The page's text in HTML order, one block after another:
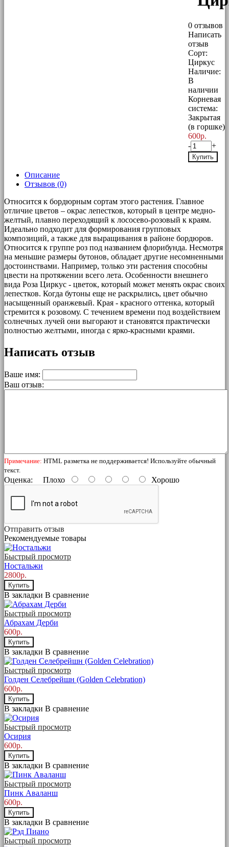
0 отзывов
Написать
отзыв
Сорт:
Циркус
Наличие:
В
наличии
Корневая
система:
Закрытая
(в горшке)
600р.
-
+
Купить
Описание
Отзывов (0)
Относится к бордюрным сортам этого растения. Главное
отличие цветов – окрас лепестков, который в центре медно-
желтый, плавно переходящий к лососево-розовый к краям.
Идеально подходит для формирования групповых
композиций, а также для выращивания в районе бордюров.
Относится к группе роз под названием флорибунда. Несмотря
на меньшие размеры бутонов, обладает другие несомненными
достоинствами. Например, только эти растения способны
цвести на протяжении всего лета. Особенности внешнего
вида Роза Циркус - цветок, который может менять окрас своих
лепестков. Когда бутоны еще не раскрылись, цвет обычно
насыщенный оранжевый. Края - красного оттенка, который
стремится к розовому. С течением времени под воздействием
солнечных лучей они выгорают и становятся практически
полностью желтыми, иногда с ярко-красными краями.
Написать отзыв
Ваше имя:
Ваш отзыв:
Примечание: HTML разметка не поддерживается! Используйте обычный
текст.
Оценка: Плохо Хорошо
Отправить отзыв
Рекомендуемые товары
Быстрый просмотр
Ностальжи
2800р.
Купить
В закладки В сравнение
Быстрый просмотр
Абрахам Дерби
600р.
Купить
В закладки В сравнение
Быстрый просмотр
Голден Селебрейшн (Golden Celebration)
600р.
Купить
В закладки В сравнение
Быстрый просмотр
Осирия
600р.
Купить
В закладки В сравнение
Быстрый просмотр
Пинк Аваланш
600р.
Купить
В закладки В сравнение
Быстрый просмотр